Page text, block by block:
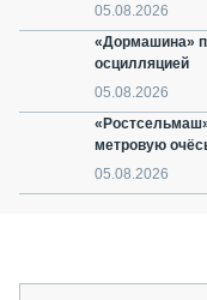
05.08.2026
«Дормашина»
осцилляцией
05.08.2026
метровую
05.08.2026